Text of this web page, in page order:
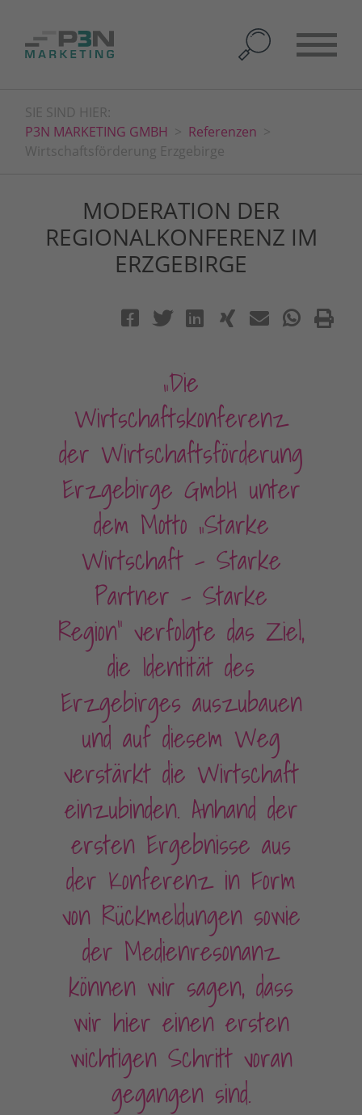
SIE SIND HIER:
P3N MARKETING GMBH
Referenzen
Wirtschaftsförderung Erzgebirge
MODERATION DER
REGIONAL­KONFERENZ IM
ERZGEBIRGE
„Die
Wirtschaftskonferenz
der Wirtschaftsförderung
Erzgebirge GmbH unter
dem Motto „Starke
Wirtschaft – Starke
Partner – Starke
Region“ verfolgte das Ziel,
die Identität des
Erzgebirges auszubauen
und auf diesem Weg
verstärkt die Wirtschaft
einzubinden. Anhand der
ersten Ergebnisse aus
der Konferenz in Form
von Rückmeldungen sowie
der Medienresonanz
können wir sagen, dass
wir hier einen ersten
wichtigen Schritt voran
gegangen sind.